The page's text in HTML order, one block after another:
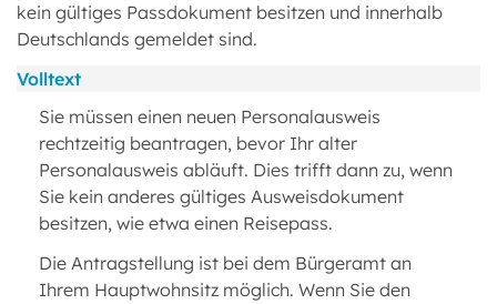
kein gültiges Passdokument besitzen und innerhalb
Deutschlands gemeldet sind.
Volltext
Sie müssen einen neuen Personalausweis
rechtzeitig beantragen, bevor Ihr alter
Personalausweis abläuft. Dies trifft dann zu, wenn
Sie kein anderes gültiges Ausweisdokument
besitzen, wie etwa einen Reisepass.
Die Antragstellung ist bei dem Bürgeramt an
Ihrem Hauptwohnsitz möglich. Wenn Sie den